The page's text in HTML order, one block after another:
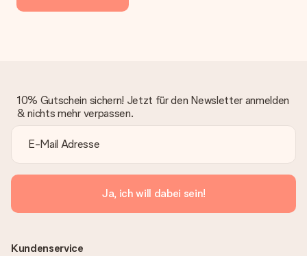
10% Gutschein sichern! Jetzt für den Newsletter anmelden
& nichts mehr verpassen.
Ja, ich will dabei sein!
Kundenservice